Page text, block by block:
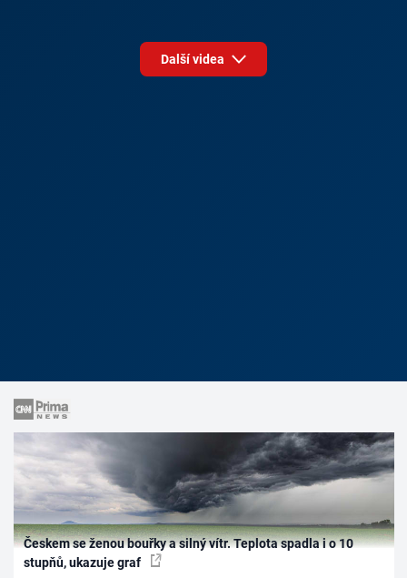
Další videa
Českem se ženou bouřky a silný vítr. Teplota spadla i o 10
stupňů, ukazuje graf